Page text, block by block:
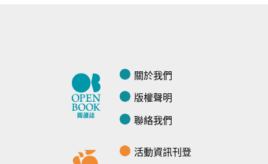
關於我們
版權聲明
聯絡我們
活動資訊刊登